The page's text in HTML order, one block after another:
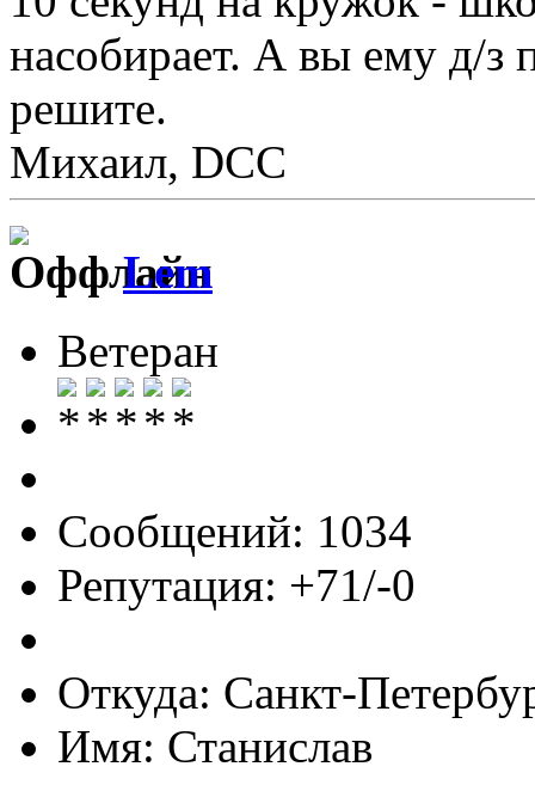
насобирает. А вы ему д/з
решите.
Михаил, DCC
Lem
Ветеран
Сообщений: 1034
Репутация: +71/-0
Откуда: Санкт-
Имя: Станислав